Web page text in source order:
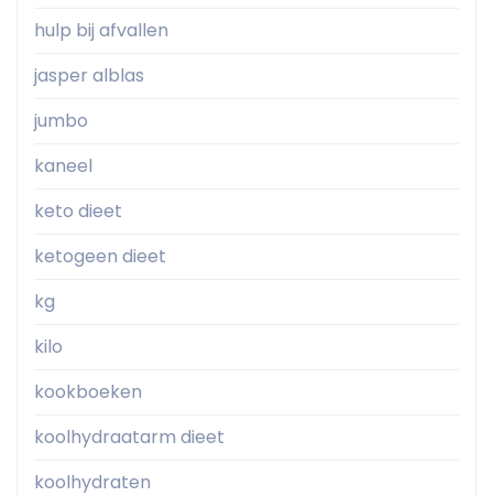
hulp bij afvallen
jasper alblas
jumbo
kaneel
keto dieet
ketogeen dieet
kg
kilo
kookboeken
koolhydraatarm dieet
koolhydraten